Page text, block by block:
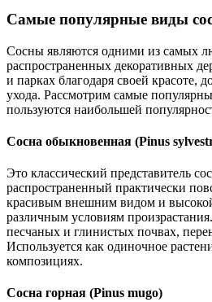
Самые популярные виды
Сосны являются одними из самых
распространенных декоративных
и парках благодаря своей красоте,
ухода. Рассмотрим самые
пользуются наибольшей
Сосна обыкновенная (Pinus
Это классический представитель
распространенный практически
красивым внешним видом и
различным условиям
песчаных и глинистых почвах,
Используется как одиночное
композициях.
Сосна горная (Pinus mugo)